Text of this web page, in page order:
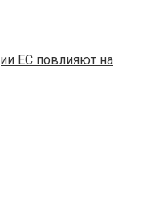
ЕС повлияют на